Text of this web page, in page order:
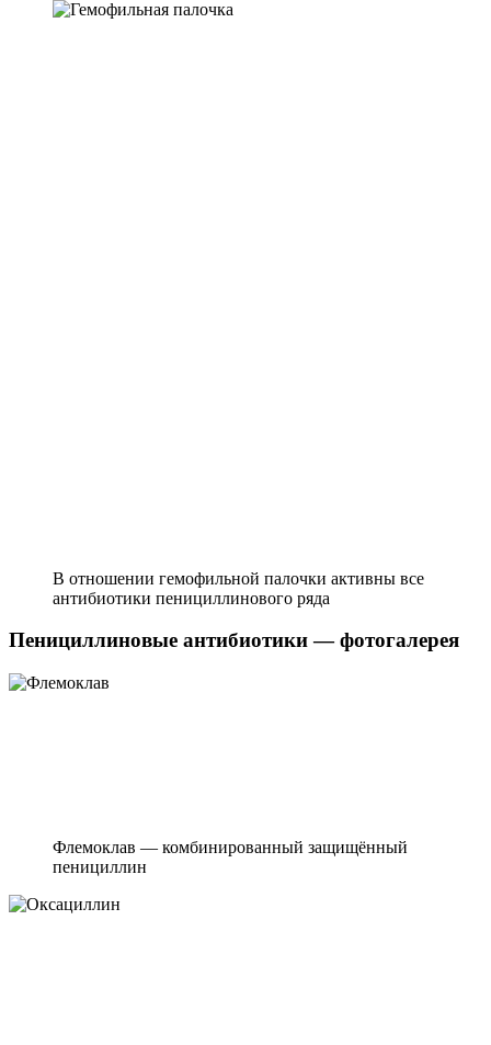
В отношении гемофильной палочки активны все
антибиотики пенициллинового ряда
Пенициллиновые антибиотики — фотогалерея
Флемоклав — комбинированный защищённый
пенициллин